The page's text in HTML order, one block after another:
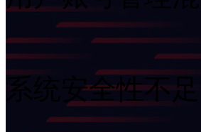
系统安全性不足